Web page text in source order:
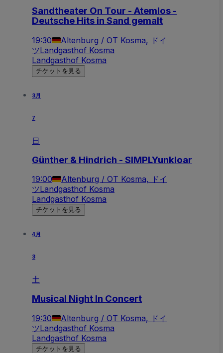
Sandtheater On Tour - Atemlos -
Deutsche Hits in Sand gemalt
19:30
Altenburg / OT Kosma, ドイ
ツLandgasthof Kosma
Landgasthof Kosma
チケットを見る
3月
7
日
Günther & Hindrich - SIMPLYunkloar
19:00
Altenburg / OT Kosma, ドイ
ツLandgasthof Kosma
Landgasthof Kosma
チケットを見る
4月
3
土
Musical Night In Concert
19:30
Altenburg / OT Kosma, ドイ
ツLandgasthof Kosma
Landgasthof Kosma
チケットを見る